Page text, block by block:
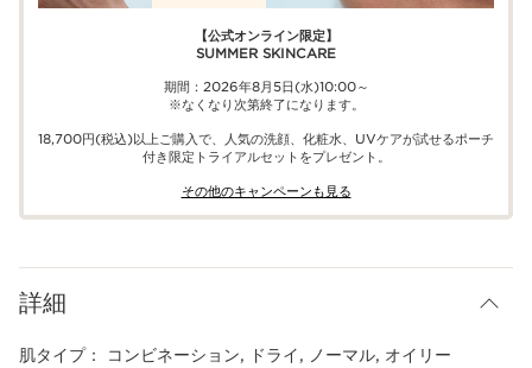
【公式オンライン限定】​​
SUMMER SKINCARE
期間：2026年8月5日(水)10:00～
※なくなり次第終了になります。
18,700円(税込)以上ご購入で、​人気の洗顔、化粧水、UVケアが試せる​ポーチ
付き限定トライアルセットをプレゼント。​
その他のキャンペーンも見る​
詳細
肌タイプ：
コンビネーション, ドライ, ノーマル, オイリー